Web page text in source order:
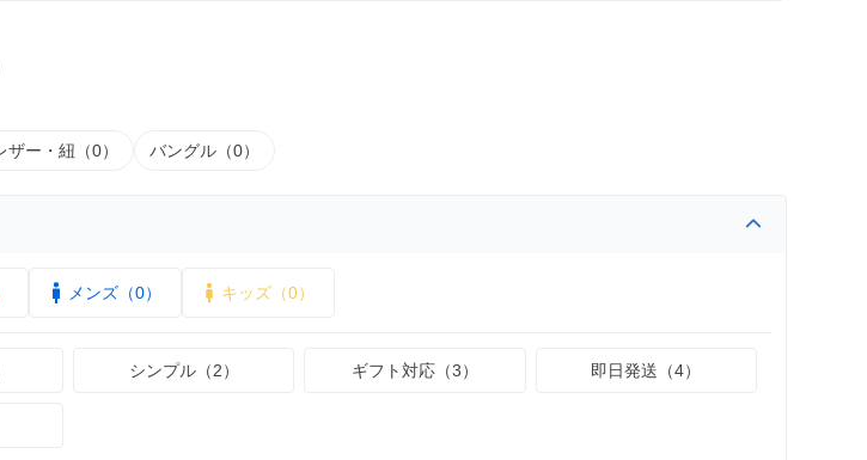
ザー・紐（0） バングル（0）
メンズ（0） キッズ（0）
シンプル（2） ギフト対応（3） 即日発送（4）